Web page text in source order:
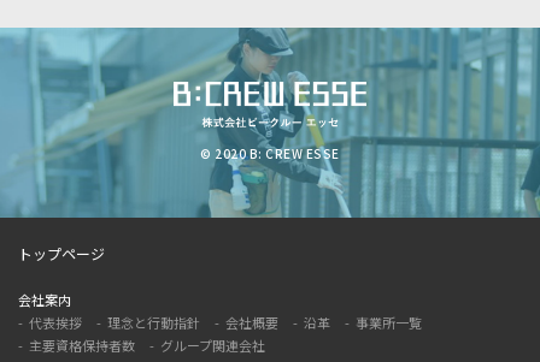
© 2020 B: CREW ESSE
トップページ
会社案内
代表挨拶
理念と行動指針 会社概要 沿革
事業所一覧
主要資格保持者数
グループ関連会社